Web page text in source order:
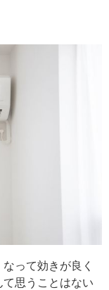
って効きが良く
思うことはない